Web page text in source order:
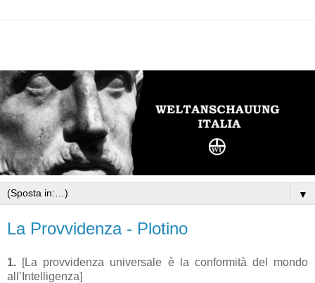
▼
La Provvidenza - Plotino
1. [La provvidenza universale è la conformità del mondo
all’Intelligenza]